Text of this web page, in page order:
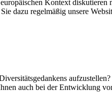
Kontext
dazu regelmäßig unsere
auch bei der Entwicklung